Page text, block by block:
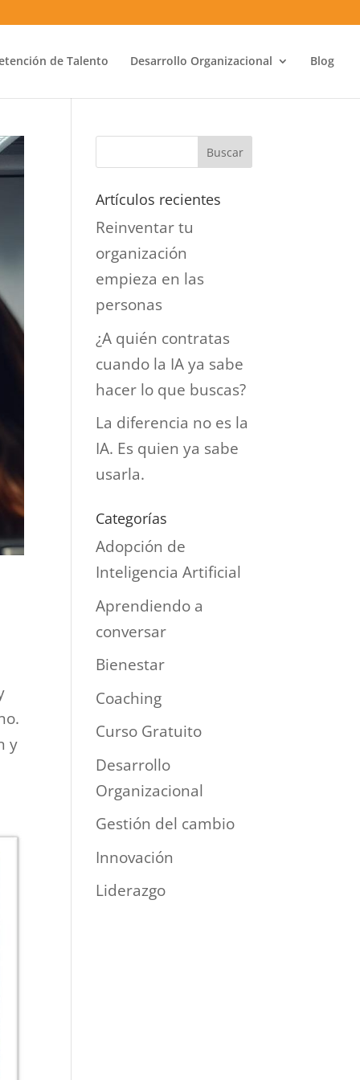
de Talento Desarrollo Organizacional Blog
y
Artículos recientes
Reinventar tu
organización
empieza en las
personas
¿A quién contratas
cuando la IA ya sabe
hacer lo que buscas?
La diferencia no es la
IA. Es quien ya sabe
usarla.
Categorías
Adopción de
Inteligencia Artificial
Aprendiendo a
conversar
Bienestar
Coaching
Curso Gratuito
Desarrollo
Organizacional
Gestión del cambio
Innovación
Liderazgo